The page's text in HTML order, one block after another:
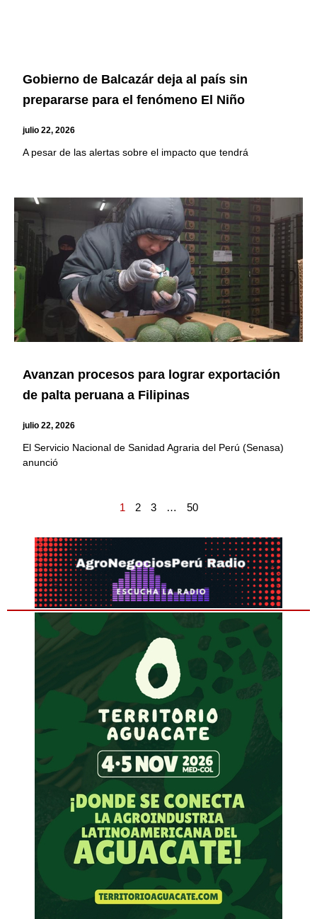
Gobierno de Balcazár deja al país sin
prepararse para el fenómeno El Niño
julio 22, 2026
A pesar de las alertas sobre el impacto que tendrá
Avanzan procesos para lograr exportación
de palta peruana a Filipinas
julio 22, 2026
El Servicio Nacional de Sanidad Agraria del Perú (Senasa)
anunció
1 2 3 … 50